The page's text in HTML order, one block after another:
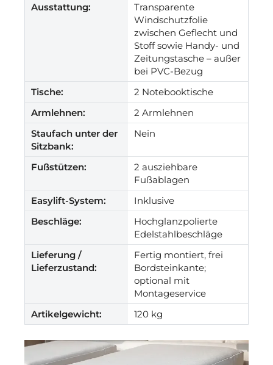
Ausstattung:
Transparente
Windschutzfolie
zwischen Geflecht und
Stoff sowie Handy- und
Zeitungstasche – außer
bei PVC-Bezug
Tische:
2 Notebooktische
Armlehnen:
2 Armlehnen
Staufach unter der
Sitzbank:
Nein
Fußstützen:
2 ausziehbare
Fußablagen
Easylift-System:
Inklusive
Beschläge:
Hochglanzpolierte
Edelstahlbeschläge
Lieferung /
Lieferzustand:
Fertig montiert, frei
Bordsteinkante;
optional mit
Montageservice
Artikelgewicht:
120 kg